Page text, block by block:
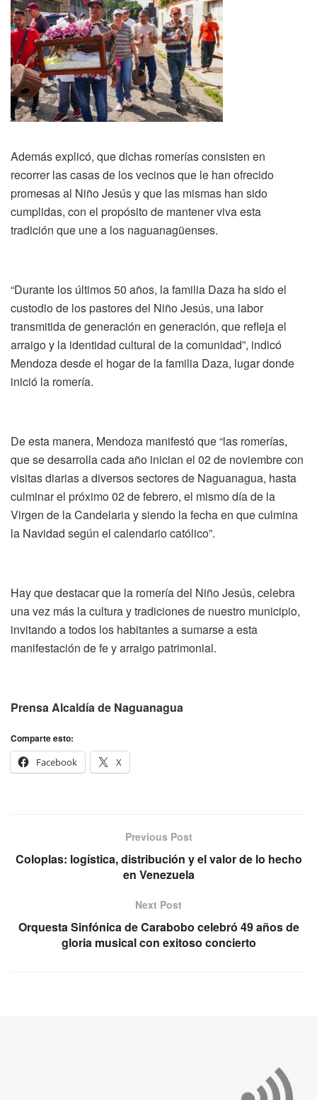
Además explicó, que dichas romerías consisten en
recorrer las casas de los vecinos que le han ofrecido
promesas al Niño Jesús y que las mismas han sido
cumplidas, con el propósito de mantener viva esta
tradición que une a los naguanagüenses.
“Durante los últimos 50 años, la familia Daza ha sido el
custodio de los pastores del Niño Jesús, una labor
transmitida de generación en generación, que refleja el
arraigo y la identidad cultural de la comunidad”, indicó
Mendoza desde el hogar de la familia Daza, lugar donde
inició la romería.
De esta manera, Mendoza manifestó que “las romerías,
que se desarrolla cada año inician el 02 de noviembre con
visitas diarias a diversos sectores de Naguanagua, hasta
culminar el próximo 02 de febrero, el mismo día de la
Virgen de la Candelaria y siendo la fecha en que culmina
la Navidad según el calendario católico”.
Hay que destacar que la romería del Niño Jesús, celebra
una vez más la cultura y tradiciones de nuestro municipio,
invitando a todos los habitantes a sumarse a esta
manifestación de fe y arraigo patrimonial.
Prensa Alcaldía de Naguanagua
Comparte esto:
Facebook
X
Previous Post
Coloplas: logística, distribución y el valor de lo hecho
en Venezuela
Next Post
Orquesta Sinfónica de Carabobo celebró 49 años de
gloria musical con exitoso concierto